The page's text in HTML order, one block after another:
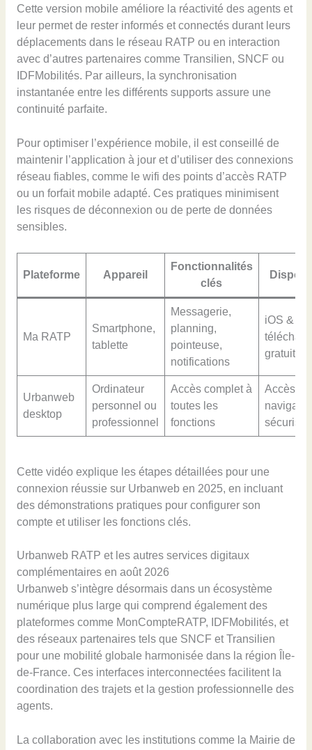
Cette version mobile améliore la réactivité des agents et
leur permet de rester informés et connectés durant leurs
déplacements dans le réseau RATP ou en interaction
avec d’autres partenaires comme Transilien, SNCF ou
IDFMobilités. Par ailleurs, la synchronisation
instantanée entre les différents supports assure une
continuité parfaite.
Pour optimiser l’expérience mobile, il est conseillé de
maintenir l’application à jour et d’utiliser des connexions
réseau fiables, comme le wifi des points d’accès RATP
ou un forfait mobile adapté. Ces pratiques minimisent
les risques de déconnexion ou de perte de données
sensibles.
Plateforme Appareil
Fonctionnalités
clés
Ma RATP
Smartphone,
tablette
Messagerie,
planning,
pointeuse,
notifications
iOS &
gratuit
Urbanweb
desktop
Ordinateur
personnel ou
professionnel
Accès complet à
toutes les
fonctions
Accès via
sécurisé
Cette vidéo explique les étapes détaillées pour une
connexion réussie sur Urbanweb en 2025, en incluant
des démonstrations pratiques pour configurer son
compte et utiliser les fonctions clés.
Urbanweb RATP et les autres services digitaux
complémentaires en août 2026
Urbanweb s’intègre désormais dans un écosystème
numérique plus large qui comprend également des
plateformes comme MonCompteRATP, IDFMobilités, et
des réseaux partenaires tels que SNCF et Transilien
pour une mobilité globale harmonisée dans la région Île-
de-France. Ces interfaces interconnectées facilitent la
coordination des trajets et la gestion professionnelle des
agents.
La collaboration avec les institutions comme la Mairie de